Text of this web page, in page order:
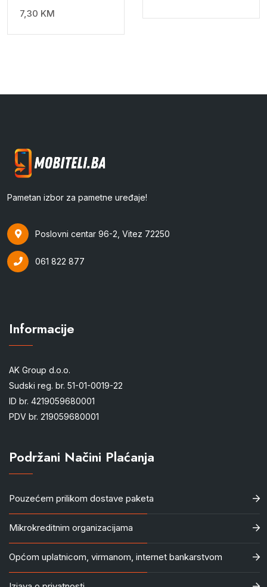
7,30 KM
Pametan izbor za pametne uređaje!
Poslovni centar 96-2, Vitez 72250
061 822 877
Informacije
AK Group d.o.o.
Sudski reg. br. 51-01-0019-22
ID br. 4219059680001
PDV br. 219059680001
Podržani Načini Plaćanja
Pouzećem prilikom dostave paketa
Mikrokreditnim organizacijama
Općom uplatnicom, virmanom, internet bankarstvom